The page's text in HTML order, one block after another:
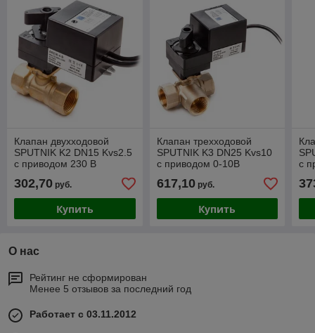
Клапан двухходовой
SPUTNIK K2 DN15 Kvs2.5
с приводом 230 В
302,70 руб.
Купить
Клапан трехходовой
SPUTNIK K3 DN25 Kvs10
с приводом 0-10В
617,10руб.
Купить
с
О нас
Рейтинг не сформирован
Менее 5 отзывов за последний год
Работает с 03.11.2012